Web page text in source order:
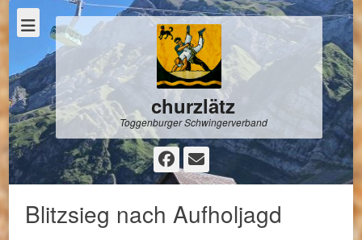
churzlätz
Toggenburger Schwingerverband
Facebook
E-
Mail
Blitzsieg nach Aufholjagd